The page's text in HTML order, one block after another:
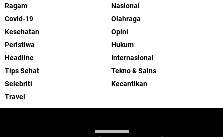
Ragam
Nasional
Covid-19
Olahraga
Kesehatan
Opini
Peristiwa
Hukum
Headline
Internasional
Tips Sehat
Tekno & Sains
Selebriti
Kecantikan
Travel